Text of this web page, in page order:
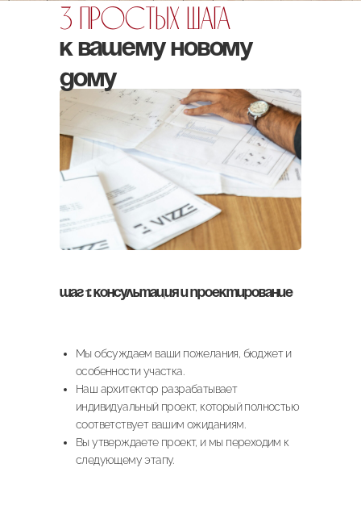
Шаг 1: Консультация и проектирование
Мы обсуждаем ваши пожелания, бюджет и
особенности участка.
Наш архитектор разрабатывает
индивидуальный проект, который полностью
соответствует вашим ожиданиям.
Вы утверждаете проект, и мы переходим к
следующему этапу.
3 простых шага
к вашему новому
дому